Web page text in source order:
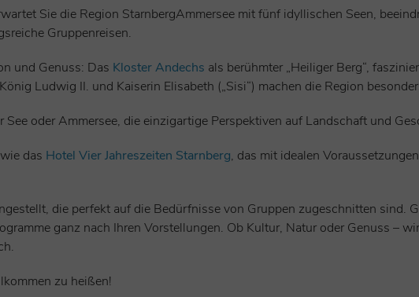
Sie die Region StarnbergAmmersee mit fünf idyllischen Seen,
Gruppenreisen.
und Genuss: Das Kloster Andechs als berühmter „Heiliger Berg“,
Ludwig II. und Kaiserin Elisabeth („Sisi“) machen die Region
oder Ammersee, die einzigartige Perspektiven auf Landschaft und
das Hotel Vier Jahreszeiten Starnberg, das mit idealen
die perfekt auf die Bedürfnisse von Gruppen zugeschnitten sind.
ganz nach Ihren Vorstellungen. Ob Kultur, Natur oder Genuss –
zu heißen!